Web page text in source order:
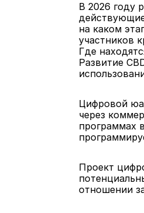
В 2026 году
на каком
участников
Где
Развитие
Цифровой
через
программах
Проект
отношении